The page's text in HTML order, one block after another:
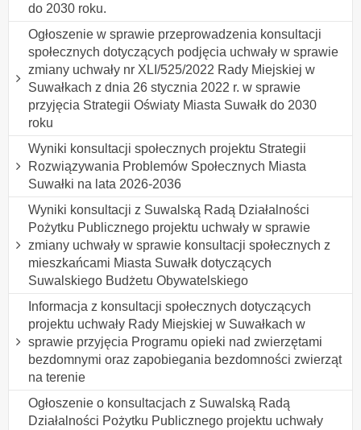
do 2030 roku.
Ogłoszenie w sprawie przeprowadzenia konsultacji
społecznych dotyczących podjęcia uchwały w sprawie
zmiany uchwały nr XLI/525/2022 Rady Miejskiej w
Suwałkach z dnia 26 stycznia 2022 r. w sprawie
przyjęcia Strategii Oświaty Miasta Suwałk do 2030
roku
Wyniki konsultacji społecznych projektu Strategii
Rozwiązywania Problemów Społecznych Miasta
Suwałki na lata 2026-2036
Wyniki konsultacji z Suwalską Radą Działalności
Pożytku Publicznego projektu uchwały w sprawie
zmiany uchwały w sprawie konsultacji społecznych z
mieszkańcami Miasta Suwałk dotyczących
Suwalskiego Budżetu Obywatelskiego
Informacja z konsultacji społecznych dotyczących
projektu uchwały Rady Miejskiej w Suwałkach w
sprawie przyjęcia Programu opieki nad zwierzętami
bezdomnymi oraz zapobiegania bezdomności zwierząt
na terenie
Ogłoszenie o konsultacjach z Suwalską Radą
Działalności Pożytku Publicznego projektu uchwały